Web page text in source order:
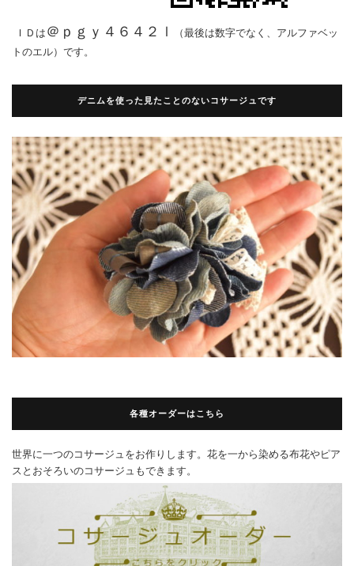
ＩＤは ＠ｐｇｙ４６４２ｌ
（最後は数字でなく、アルファベッ
トのエル）です。
デニムを使った見たことのないコサージュです
各種オーダーはこちら
世界に一つのコサージュをお作りします。花を一から染める布花やピア
スとおそろいのコサージュもできます。